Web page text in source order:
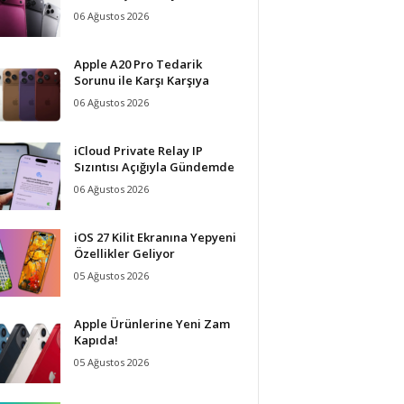
06 Ağustos 2026
Apple A20 Pro Tedarik
Sorunu ile Karşı Karşıya
06 Ağustos 2026
iCloud Private Relay IP
Sızıntısı Açığıyla Gündemde
06 Ağustos 2026
iOS 27 Kilit Ekranına Yepyeni
Özellikler Geliyor
05 Ağustos 2026
Apple Ürünlerine Yeni Zam
Kapıda!
05 Ağustos 2026